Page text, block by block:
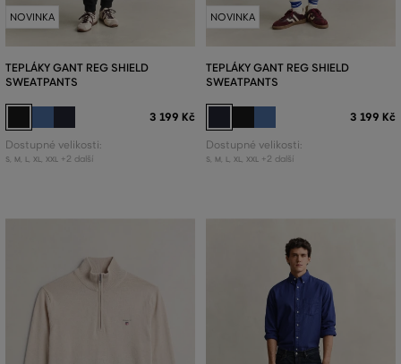
NOVINKA
TEPLÁKY GANT REG SHIELD
SWEATPANTS
3 199 Kč
Dostupné velikosti:
S, M L XL XXL +2 další
NOVINKA
TEPLÁKY GANT REG SHIELD
SWEATPANTS
3 199 Kč
Dostupné velikosti:
S, M L XL XXL +2 další